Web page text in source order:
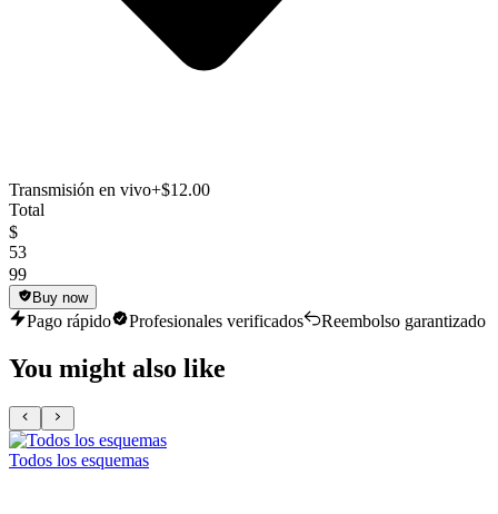
Transmisión en vivo+$12.00
Total
$
53
99
Buy now
Pago rápido Profesionales verificados Reembolso garantizado
You might also like
Todos los esquemas